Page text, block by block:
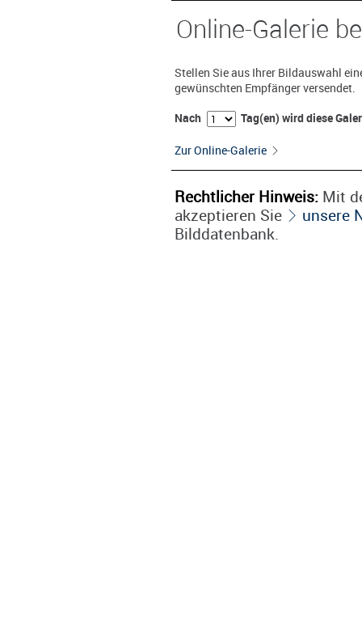
Online-Galerie
Stellen Sie aus Ihrer Bildauswahl
gewünschten Empfänger versendet.
Nach
Tag(en) wird diese
Zur Online-Galerie
Rechtlicher Hinweis: Mit
akzeptieren Sie
unsere
Bilddatenbank.